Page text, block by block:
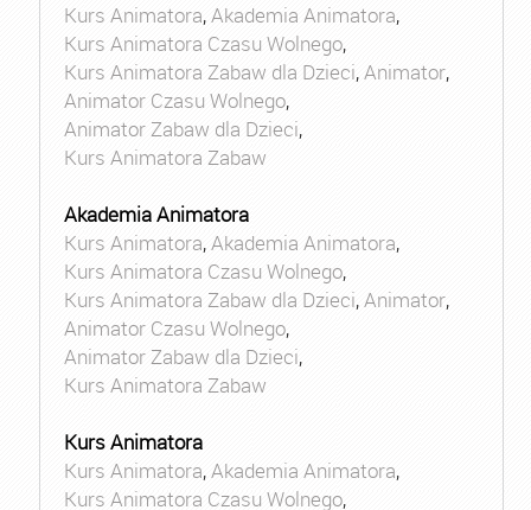
Kurs Animatora,Akademia Animatora,
Kurs Animatora Czasu Wolnego,
Kurs Animatora Zabaw dla Dzieci,Animator,
Animator Czasu Wolnego,
Animator Zabaw dla Dzieci,
Kurs Animatora Zabaw
Akademia Animatora
Kurs Animatora,Akademia Animatora,
Kurs Animatora Czasu Wolnego,
Kurs Animatora Zabaw dla Dzieci,Animator,
Animator Czasu Wolnego,
Animator Zabaw dla Dzieci,
Kurs Animatora Zabaw
Kurs Animatora
Kurs Animatora,Akademia Animatora,
Kurs Animatora Czasu Wolnego,